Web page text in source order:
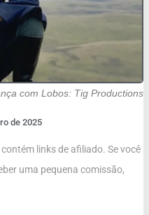
com Lobos: Tig Productions
de 2025
links de afiliado. Se você
uma pequena comissão,